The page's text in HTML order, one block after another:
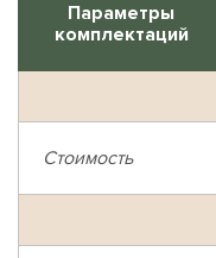
Параметры
комплектаций
Стоимость